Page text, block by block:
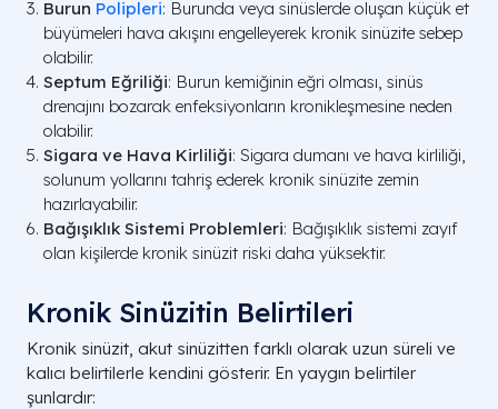
Burun Polipleri: Burunda veya sinüslerde oluşan küçük et
büyümeleri hava akışını engelleyerek kronik sinüzite sebep
olabilir.
Septum Eğriliği: Burun kemiğinin eğri olması, sinüs
drenajını bozarak enfeksiyonların kronikleşmesine neden
olabilir.
Sigara ve Hava Kirliliği: Sigara dumanı ve hava kirliliği,
solunum yollarını tahriş ederek kronik sinüzite zemin
hazırlayabilir.
Bağışıklık Sistemi Problemleri: Bağışıklık sistemi zayıf
olan kişilerde kronik sinüzit riski daha yüksektir.
Kronik Sinüzitin Belirtileri
Kronik sinüzit, akut sinüzitten farklı olarak uzun süreli ve
kalıcı belirtilerle kendini gösterir. En yaygın belirtiler
şunlardır: